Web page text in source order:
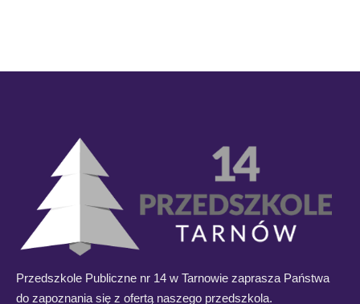
Przedszkole Publiczne nr 14 w Tarnowie zaprasza Państwa
do zapoznania się z ofertą naszego przedszkola.